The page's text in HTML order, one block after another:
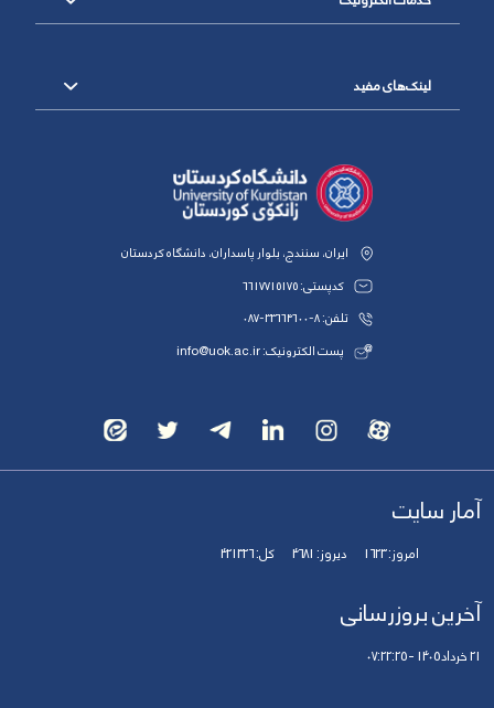
لینک‌های مفید
ایران، سنندج، بلوار پاسداران، دانشگاه کردستان
کدپستی: 6617715175
تلفن: 8-33664600-087
پست الکترونیک: info@uok.ac.ir
آمار سایت
امروز:1623 دیروز:4681 کل:421326
آخرین بروزرسانی
21 خرداد 1405 - 07:22:25